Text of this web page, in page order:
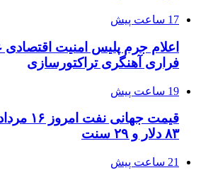
17 ساعت پیش
اعلام جرم پلیس امنیت اقتصادی
فراری آهنگری تراکتورسازی
19 ساعت پیش
قیمت
۸۳ دلار و ۲۹ سنت
21 ساعت پیش